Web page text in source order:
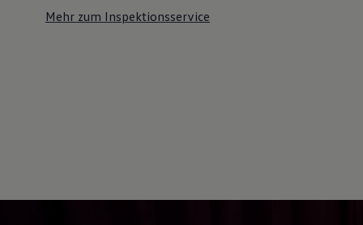
California Reisen & Erlebnisse
Mehr zum Inspektionsservice